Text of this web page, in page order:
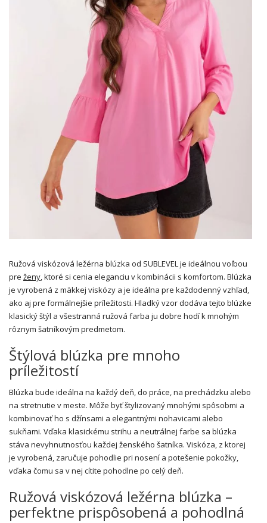
Ružová viskózová ležérna blúzka od SUBLEVEL je ideálnou voľbou
pre ženy, ktoré si cenia eleganciu v kombinácii s komfortom. Blúzka
je vyrobená z mäkkej viskózy a je ideálna pre každodenný vzhľad,
ako aj pre formálnejšie príležitosti. Hladký vzor dodáva tejto blúzke
klasický štýl a všestranná ružová farba ju dobre hodí k mnohým
rôznym šatníkovým predmetom.
Štýlová blúzka pre mnoho
príležitostí
Blúzka bude ideálna na každý deň, do práce, na prechádzku alebo
na stretnutie v meste. Môže byť štylizovaný mnohými spôsobmi a
kombinovať ho s džínsami a elegantnými nohavicami alebo
sukňami. Vďaka klasickému strihu a neutrálnej farbe sa blúzka
stáva nevyhnutnosťou každej ženského šatníka. Viskóza, z ktorej
je vyrobená, zaručuje pohodlie pri nosení a potešenie pokožky,
vďaka čomu sa v nej cítite pohodlne po celý deň.
Ružová viskózová ležérna blúzka –
perfektne prispôsobená a pohodlná